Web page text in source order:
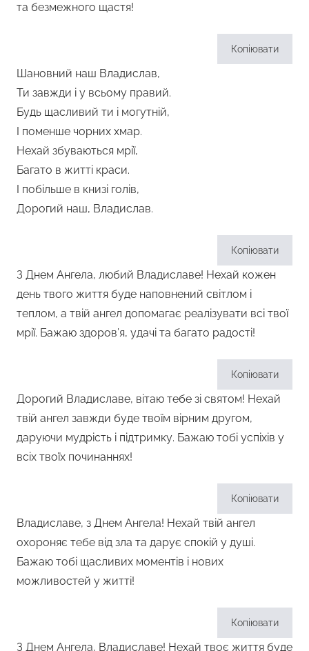
та безмежного щастя!
Копіювати
Шановний наш Владислав,
Ти завжди і у всьому правий.
Будь щасливий ти і могутній,
І поменше чорних хмар.
Нехай збуваються мрії,
Багато в житті краси.
І побільше в книзі голів,
Дорогий наш, Владислав.
Копіювати
З Днем Ангела, любий Владиславе! Нехай кожен
день твого життя буде наповнений світлом і
теплом, а твій ангел допомагає реалізувати всі твої
мрії. Бажаю здоров’я, удачі та багато радості!
Копіювати
Дорогий Владиславе, вітаю тебе зі святом! Нехай
твій ангел завжди буде твоїм вірним другом,
даруючи мудрість і підтримку. Бажаю тобі успіхів у
всіх твоїх починаннях!
Копіювати
Владиславе, з Днем Ангела! Нехай твій ангел
охороняє тебе від зла та дарує спокій у душі.
Бажаю тобі щасливих моментів і нових
можливостей у житті!
Копіювати
З Днем Ангела, Владиславе! Нехай твоє життя буде